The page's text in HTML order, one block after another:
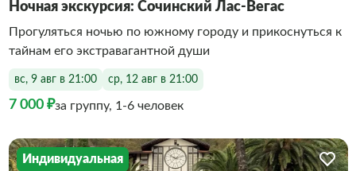
Ночная экскурсия: Сочинский Лас-Вегас
Прогуляться ночью по южному городу и прикоснуться к
тайнам его экстравагантной души
вс, 9 авг в 21:00 ср, 12 авг в 21:00
7 000 ₽за группу, 1-6 человек
Индивидуальная